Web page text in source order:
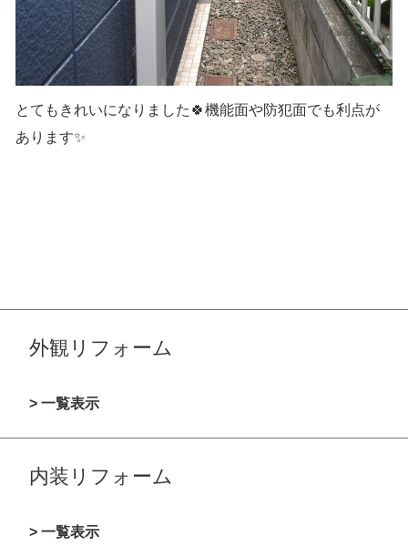
とてもきれいになりました🍀機能面や防犯面でも利点が
あります✨
外観リフォーム
> 一覧表示
内装リフォーム
> 一覧表示